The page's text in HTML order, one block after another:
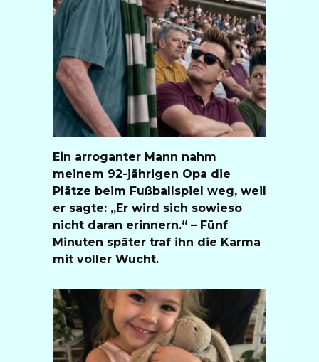
Ein arroganter Mann nahm
meinem 92-jährigen Opa die
Plätze beim Fußballspiel weg, weil
er sagte: „Er wird sich sowieso
nicht daran erinnern.“ – Fünf
Minuten später traf ihn die Karma
mit voller Wucht.